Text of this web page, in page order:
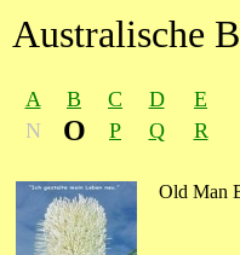
Australische
A B C D E
N
O P Q R
Old Man